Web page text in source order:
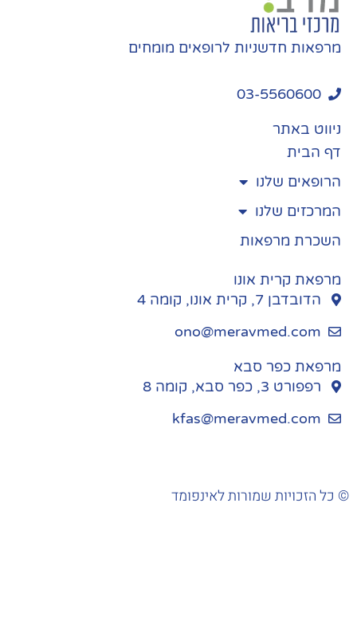
מרפאות חדשניות לרופאים מומחים
03-5560600
ניווט באתר
דף הבית
הרופאים שלנו
המרכזים שלנו
השכרת מרפאות
מרפאת קרית אונו
הדובדבן 7, קרית אונו, קומה 4
ono@meravmed.com
מרפאת כפר סבא
רפפורט 3, כפר סבא, קומה 8
kfas@meravmed.com
הזכויות שמורות לאינפומד